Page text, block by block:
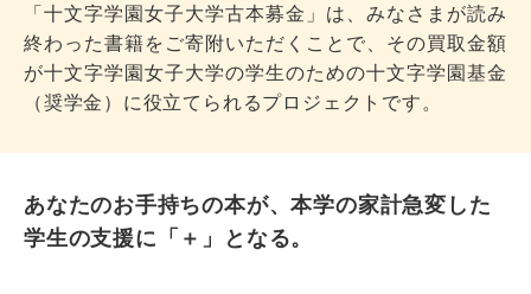
「十文字学園女子大学古本募金」は、みなさまが読み
終わった書籍をご寄附いただくことで、その買取金額
が十文字学園女子大学の学生のための十文字学園基金
（奨学金）に役立てられるプロジェクトです。
あなたのお手持ちの本が、本学の家計急変した
学生の支援に「＋」となる。